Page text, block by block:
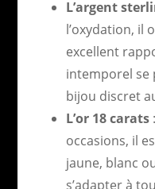
L’argent
l’oxydation, il
excellent
intemporel se
bijou discret
L’or 18 carats
occasions, il
jaune, blanc
s’adapter à